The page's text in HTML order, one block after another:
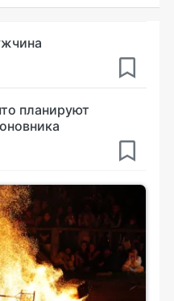
планируют